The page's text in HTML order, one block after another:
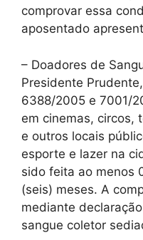
comprovar essa
aposentado
– Doadores de
Presidente
6388/2005 e 7001/
em cinemas, circos,
e outros locais
esporte e lazer na
sido feita ao menos
(seis) meses. A
mediante
sangue coletor